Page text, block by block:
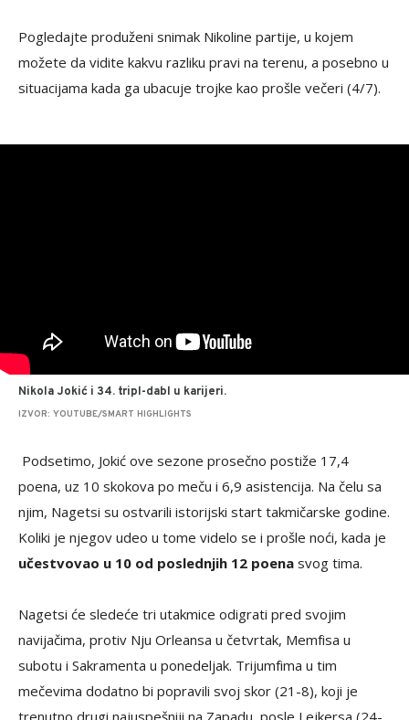
Pogledajte produženi snimak Nikoline partije, u kojem
možete da vidite kakvu razliku pravi na terenu, a posebno u
situacijama kada ga ubacuje trojke kao prošle večeri (4/7).
Nikola Jokić i 34. tripl-dabl u karijeri.
IZVOR: YOUTUBE/SMART HIGHLIGHTS
Podsetimo, Jokić ove sezone prosečno postiže 17,4
poena, uz 10 skokova po meču i 6,9 asistencija. Na čelu sa
njim, Nagetsi su ostvarili istorijski start takmičarske godine.
Koliki je njegov udeo u tome videlo se i prošle noći, kada je
učestvovao u 10 od poslednjih 12 poena svog tima.
Nagetsi će sledeće tri utakmice odigrati pred svojim
navijačima, protiv Nju Orleansa u četvrtak, Memfisa u
subotu i Sakramenta u ponedeljak. Trijumfima u tim
mečevima dodatno bi popravili svoj skor (21-8), koji je
trenutno drugi najuspešniji na Zapadu, posle Lejkersa (24-